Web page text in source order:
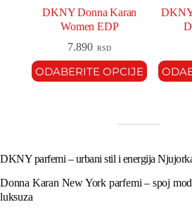
DKNY Donna Karan
Women EDP
7.890 RSD
ODABERITE OPCIJE
DKNY parfemi – urbani stil i energija
Donna Karan New York parfemi – spoj
luksuza